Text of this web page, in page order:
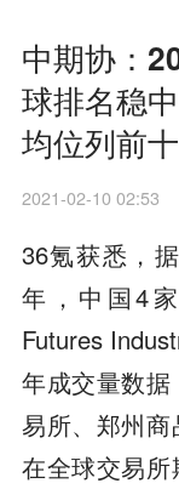
中期协：
球排名稳
均位列前十
2021-02-10 02:53
36氪获悉，
年，中国4
Futures
年成交量数
易所、郑州
在全球交易